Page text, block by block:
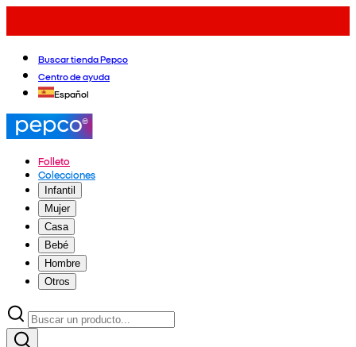
Buscar tienda Pepco
Centro de ayuda
Español
Folleto
Colecciones
Infantil
Mujer
Casa
Bebé
Hombre
Otros